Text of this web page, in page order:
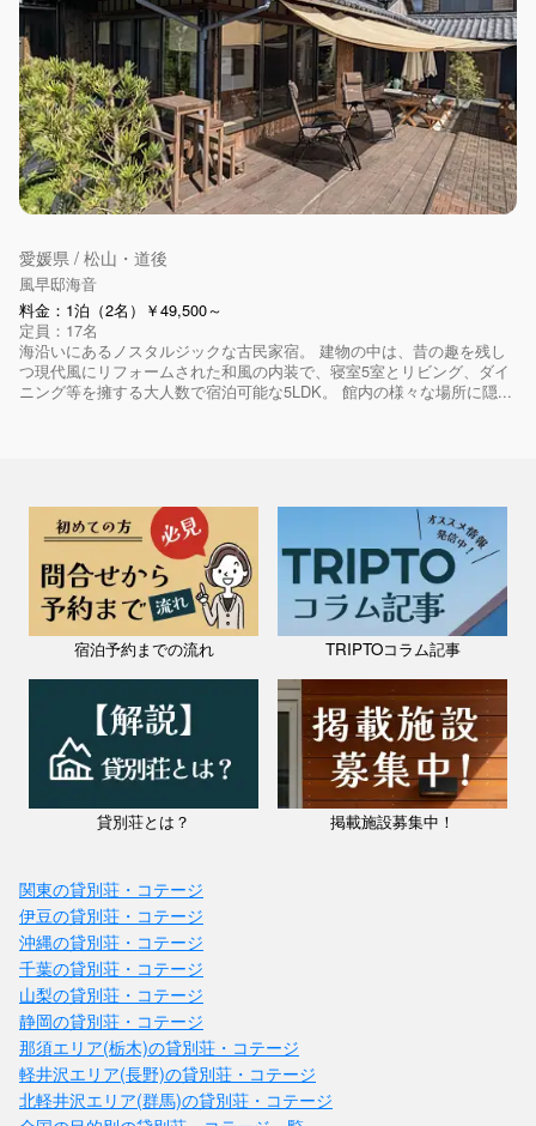
愛媛県 / 松山・道後
風早邸海音
料金：1泊（2名）￥49,500～
定員：17名
海沿いにあるノスタルジックな古民家宿。 建物の中は、昔の趣を残し
つ現代風にリフォームされた和風の内装で、寝室5室とリビング、ダイ
ニング等を擁する大人数で宿泊可能な5LDK。 館内の様々な場所に隠...
宿泊予約までの流れ TRIPTOコラム記事
貸別荘とは？ 掲載施設募集中！
関東の貸別荘・コテージ
伊豆の貸別荘・コテージ
沖縄の貸別荘・コテージ
千葉の貸別荘・コテージ
山梨の貸別荘・コテージ
静岡の貸別荘・コテージ
那須エリア(栃木)の貸別荘・コテージ
軽井沢エリア(長野)の貸別荘・コテージ
北軽井沢エリア(群馬)の貸別荘・コテージ